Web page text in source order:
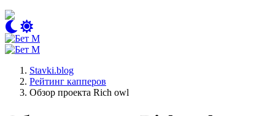
Stavki.blog
Рейтинг капперов
Обзор проекта Rich owl